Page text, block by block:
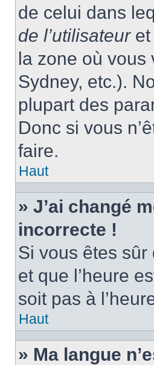
de celui dans
de l’utilisateuret
la zone où vous
Sydney, etc.).
plupart des
Donc si vous
faire.
Haut
» J’ai changé
incorrecte !
Si vous êtes sûr
et que l’heure
soit pas à
Haut
» Ma langue